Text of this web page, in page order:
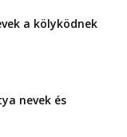
a kölyködnek
nevek és